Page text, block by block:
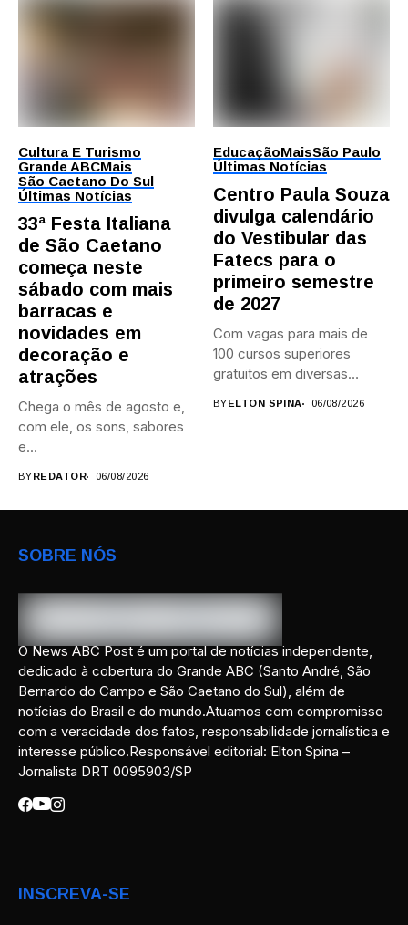
Cultura E Turismo
Grande ABCMais
São Caetano Do Sul
Últimas Notícias
33ª Festa Italiana
de São Caetano
começa neste
sábado com mais
barracas e
novidades em
decoração e
atrações
Chega o mês de agosto e,
com ele, os sons, sabores
e...
BYREDATOR 06/08/2026
EducaçãoMaisSão Paulo
Últimas Notícias
Centro Paula Souza
divulga calendário
do Vestibular das
Fatecs para o
primeiro semestre
de 2027
Com vagas para mais de
100 cursos superiores
gratuitos em diversas
BYELTON SPINA 06/08/2026
SOBRE NÓS
O News ABC Post é um portal de notícias independente,
dedicado à cobertura do Grande ABC (Santo André, São
Bernardo do Campo e São Caetano do Sul), além de
notícias do Brasil e do mundo.Atuamos com compromisso
com a veracidade dos fatos, responsabilidade jornalística e
interesse público.Responsável editorial: Elton Spina –
Jornalista DRT 0095903/SP
INSCREVA-SE